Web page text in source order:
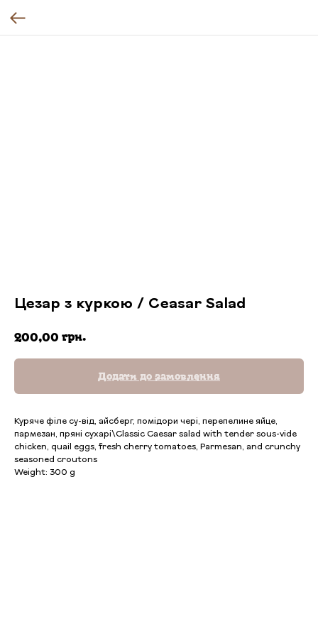
Цезар з куркою / Ceasar Salad
200,00 грн.
Додати до замовлення
Куряче філе су-від, айсберг, помідори чері, перепелине яйце,
пармезан, пряні сухарі\Classic Caesar salad with tender sous-vide
chicken, quail eggs, fresh cherry tomatoes, Parmesan, and crunchy
seasoned croutons
Weight: 300 g